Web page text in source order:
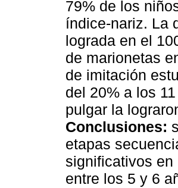
79% de los
índice-nariz. La
lograda en el
de marionetas
de imitación
del 20% a los
pulgar la
Conclusiones:
etapas
significativos
entre los 5 y 6